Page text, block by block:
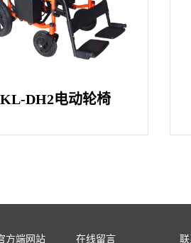
KL-DH2电动轮椅
方端网站 在线留言 联